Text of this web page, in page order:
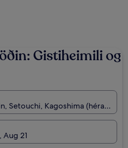
Gistiheimili og
Setouchi, Kagoshima (hérað),
21